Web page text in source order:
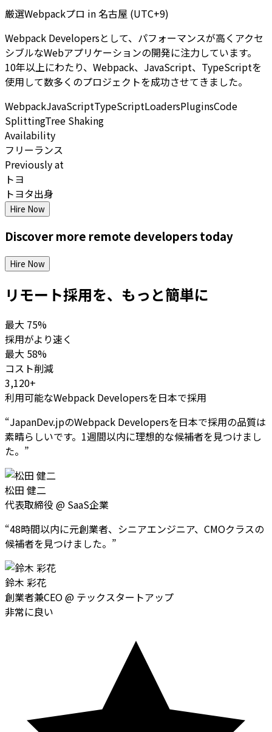
厳選Webpackプロ in 名古屋 (UTC+9)
Webpack Developersとして、パフォーマンスが高くアクセ
シブルなWebアプリケーションの開発に注力しています。
10年以上にわたり、Webpack、JavaScript、TypeScriptを
使用して数多くのプロジェクトを成功させてきました。
WebpackJavaScriptTypeScriptLoadersPluginsCode
SplittingTree Shaking
Availability
フリーランス
Previously at
トヨ
トヨタ出身
Hire Now
Discover more remote developerstoday
Hire Now
リモート採用を、もっと簡単に
最大 75%
採用がより速く
最大 58%
コスト削減
3,120+
利用可能なWebpack Developersを日本で採用
“JapanDev.jpのWebpack Developersを日本で採用の品質は
素晴らしいです。1週間以内に理想的な候補者を見つけまし
た。 ”
松田 健二
代表取締役 @ SaaS企業
“48時間以内に元創業者、シニアエンジニア、CMOクラスの
候補者を見つけました。 ”
鈴木 彩花
創業者兼CEO@ テックスタートアップ
非常に良い